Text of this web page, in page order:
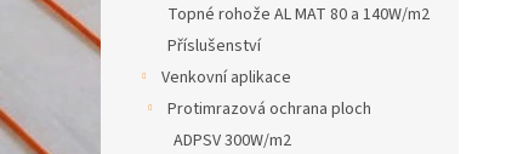
Topné rohože AL MAT 80 a 140W/m2
Příslušenství
Venkovní aplikace
Protimrazová ochrana ploch
ADPSV 300W/m2